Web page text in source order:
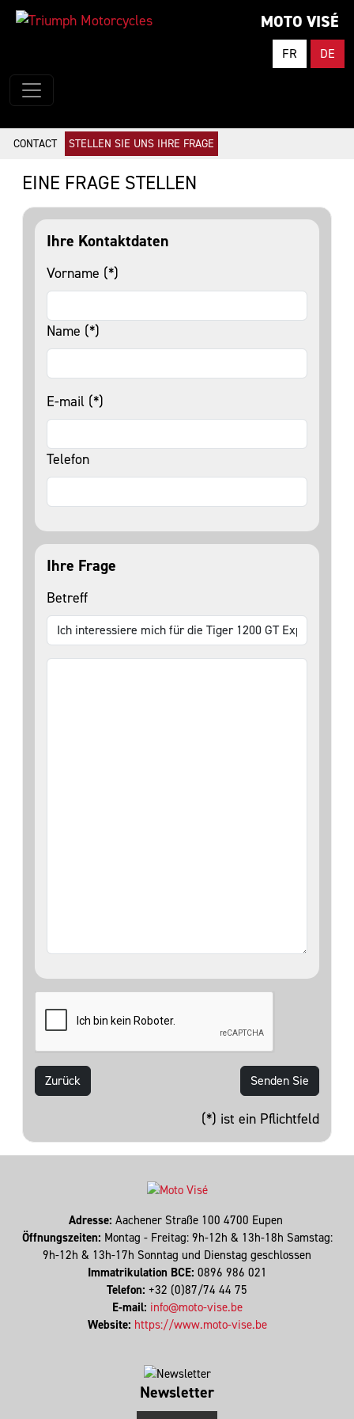
MOTO VISÉ
FR DE
CONTACT STELLEN SIE UNS IHRE FRAGE
EINE FRAGE STELLEN
Ihre Kontaktdaten
Vorname (*)
Name (*)
E-mail (*)
Telefon
Ihre Frage
Betreff
Zurück
(*) ist ein Pflichtfeld
Adresse: Aachener Straße 100 4700 Eupen
Öffnungszeiten: Montag - Freitag: 9h-12h & 13h-18h Samstag:
9h-12h & 13h-17h Sonntag und Dienstag geschlossen
Immatrikulation BCE: 0896 986 021
Telefon: +32 (0)87/74 44 75
E-mail: info@moto-vise.be
Website: https://www.moto-vise.be
Newsletter